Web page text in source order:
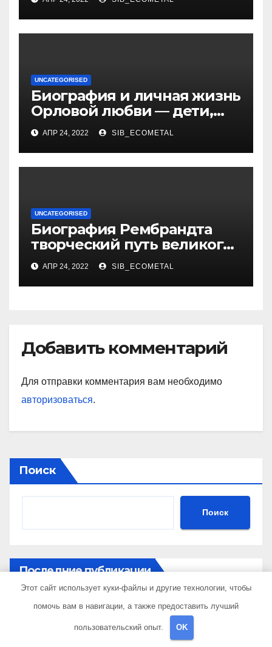
российского политика и
бизнесмена
UNCATEGORISED
Биография и личная жизнь
Орловой любви — дети,
достижения, семейные
радости
АПР 24, 2022 SIB_ECOMETAL
UNCATEGORISED
Биография Рембрандта
творческий путь великого
художника
АПР 24, 2022 SIB_ECOMETAL
Добавить комментарий
Для отправки комментария вам необходимо
авторизоваться.
Поиск
Поиск
Последние публикации
Устройство и применение 3D автомобильных
Этот сайт использует куки-файлы и другие технологии, чтобы
помочь вам в навигации, а также предоставить лучший
пользовательский опыт. OK